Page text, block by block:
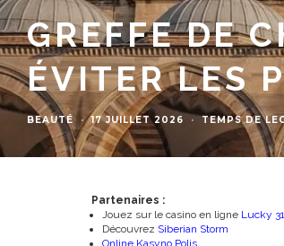
JOUEURS
SPORT · 8 JUILLET 2026 ·
Partenaires :
Jouez sur le casino en ligne Lucky 31
Découvrez Siberian Storm
Online Kasyno Polis